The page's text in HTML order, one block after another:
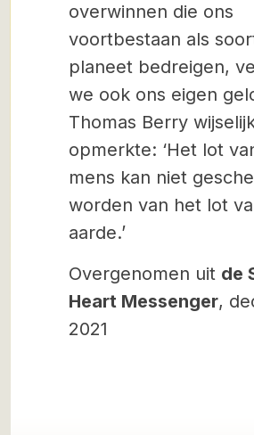
overwinnen die ons
voortbestaan als
planeet bedreigen,
we ook ons eigen
Thomas Berry
opmerkte: ‘Het lot
mens kan niet
worden van het lot
aarde.’
Overgenomen uit de
Heart Messenger,
2021